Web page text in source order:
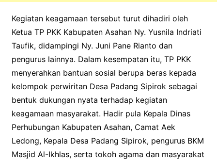
Kegiatan keagamaan tersebut turut dihadiri oleh
Ketua TP PKK Kabupaten Asahan Ny. Yusnila Indriati
Taufik, didampingi Ny. Juni Pane Rianto dan
pengurus lainnya. Dalam kesempatan itu, TP PKK
menyerahkan bantuan sosial berupa beras kepada
kelompok perwiritan Desa Padang Sipirok sebagai
bentuk dukungan nyata terhadap kegiatan
keagamaan masyarakat. Hadir pula Kepala Dinas
Perhubungan Kabupaten Asahan, Camat Aek
Ledong, Kepala Desa Padang Sipirok, pengurus BKM
Masjid Al-Ikhlas, serta tokoh agama dan masyarakat